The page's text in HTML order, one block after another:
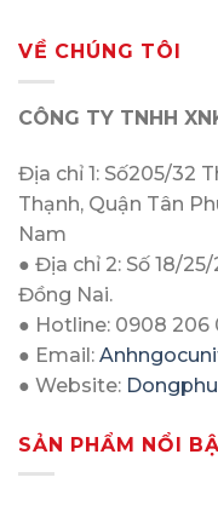
VỀ CHÚNG TÔI
CÔNG TY TNHH
Địa chỉ 1: Số205/32
Thạnh, Quận Tân
Nam
● Địa chỉ 2: Số 18/
Đồng Nai.
● Hotline: 0908 206
● Email:
● Website:
SẢN PHẨM NỔI